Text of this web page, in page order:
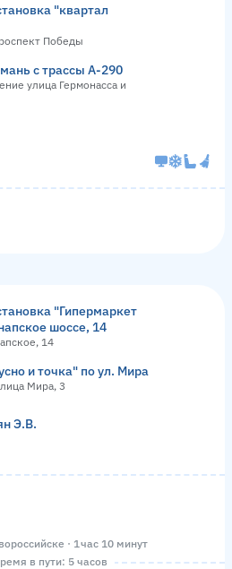
"квартал
Победы
с трассы А-290
улица Гермонасса и
"Гипермаркет
шоссе, 14
14
и точка" по ул. Мира
Мира, 3
Э.В.
· 1 час 10 минут
в пути: 5 часов